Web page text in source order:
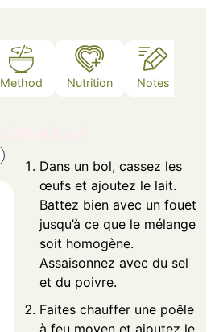
Method Nutrition Notes
Dans un bol, cassez les
œufs et ajoutez le lait.
Battez bien avec un fouet
jusqu’à ce que le mélange
soit homogène.
Assaisonnez avec du sel
et du poivre.
Faites chauffer une poêle
à feu moyen et ajoutez le